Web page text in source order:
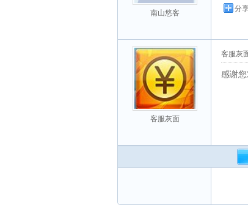
南山悠客 分
客服灰面
客服灰
感谢